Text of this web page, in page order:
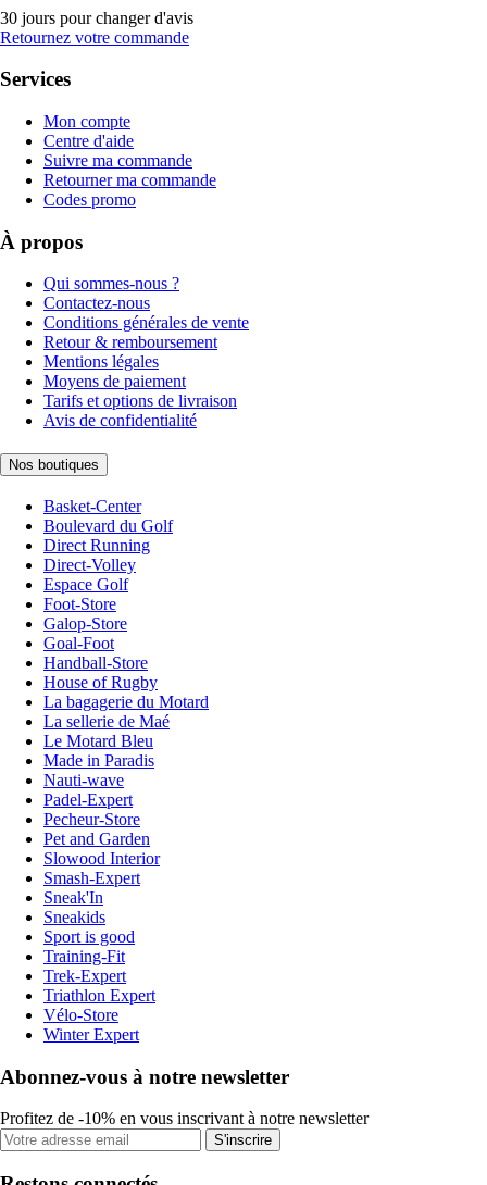
30 jours pour changer d'avis
Retournez votre commande
Services
Mon compte
Centre d'aide
Suivre ma commande
Retourner ma commande
Codes promo
À propos
Qui sommes-nous ?
Contactez-nous
Conditions générales de vente
Retour & remboursement
Mentions légales
Moyens de paiement
Tarifs et options de livraison
Avis de confidentialité
Nos boutiques
Basket-Center
Boulevard du Golf
Direct Running
Direct-Volley
Espace Golf
Foot-Store
Galop-Store
Goal-Foot
Handball-Store
House of Rugby
La bagagerie du Motard
La sellerie de Maé
Le Motard Bleu
Made in Paradis
Nauti-wave
Padel-Expert
Pecheur-Store
Pet and Garden
Slowood Interior
Smash-Expert
Sneak'In
Sneakids
Sport is good
Training-Fit
Trek-Expert
Triathlon Expert
Vélo-Store
Winter Expert
Abonnez-vous à notre newsletter
Profitez de -10% en vous inscrivant à notre newsletter
S'inscrire